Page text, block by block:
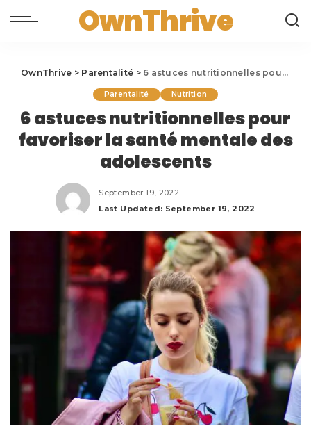
OwnThrive
OwnThrive > Parentalité > 6 astuces nutritionnelles pour favoriser la santé mentale des adolescents
Parentalité Nutrition
6 astuces nutritionnelles pour
favoriser la santé mentale des
adolescents
September 19, 2022
Last Updated: September 19, 2022